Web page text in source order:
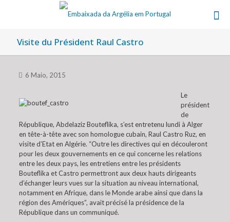
Visite du Président Raul Castro
6 Maio, 2015
Le
président
de
République, Abdelaziz Bouteflika, s’est entretenu lundi à Alger
en tête-à-tête avec son homologue cubain, Raul Castro Ruz, en
visite d’Etat en Algérie. “Outre les directives qui en découleront
pour les deux gouvernements en ce qui concerne les relations
entre les deux pays, les entretiens entre les présidents
Bouteflika et Castro permettront aux deux hauts dirigeants
d’échanger leurs vues sur la situation au niveau international,
notamment en Afrique, dans le Monde arabe ainsi que dans la
région des Amériques”, avait précisé la présidence de la
République dans un communiqué.